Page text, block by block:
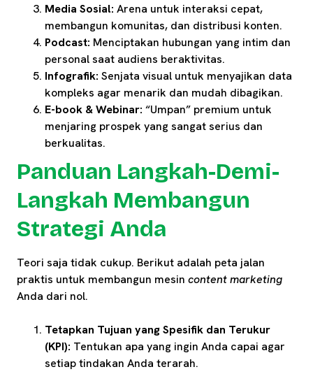
Media Sosial: Arena untuk interaksi cepat,
membangun komunitas, dan distribusi konten.
Podcast: Menciptakan hubungan yang intim dan
personal saat audiens beraktivitas.
Infografik: Senjata visual untuk menyajikan data
kompleks agar menarik dan mudah dibagikan.
E-book & Webinar: “Umpan” premium untuk
menjaring prospek yang sangat serius dan
berkualitas.
Panduan Langkah-Demi-
Langkah Membangun
Strategi Anda
Teori saja tidak cukup. Berikut adalah peta jalan
praktis untuk membangun mesin content marketing
Anda dari nol.
Tetapkan Tujuan yang Spesifik dan Terukur
(KPI): Tentukan apa yang ingin Anda capai agar
setiap tindakan Anda terarah.